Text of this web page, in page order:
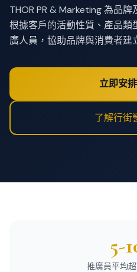
THOR PR & Marketing 為品
根據客戶的活動性質、產品類
廣人員，協助品牌與消費者建
立即安
了解行街
5-
推廣員平均